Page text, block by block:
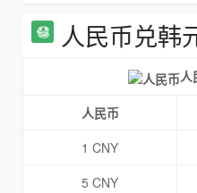
人民币兑韩
人
人民币
1 CNY
5 CNY